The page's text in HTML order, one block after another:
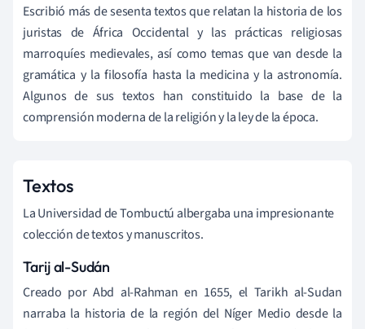
Escribió más de sesenta textos que relatan la historia de los
juristas de África Occidental y las prácticas religiosas
marroquíes medievales, así como temas que van desde la
gramática y la filosofía hasta la medicina y la astronomía.
Algunos de sus textos han constituido la base de la
comprensión moderna de la religión y la ley de la época.
Textos
La Universidad de Tombuctú albergaba una impresionante
colección de textos y manuscritos.
Tarij al-Sudán
Creado por Abd al-Rahman en 1655, el Tarikh al-Sudan
narraba la historia de la región del Níger Medio desde la